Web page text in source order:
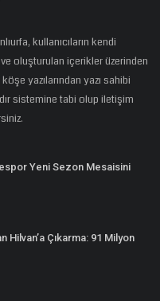
kullanıcıların kendi
oluşturulan içerikler üzerinden
yazılarından yazı sahibi
sistemine tabi olup iletişim
Yeni Sezon Mesaisini
Hilvan’a Çıkarma: 91 Milyon